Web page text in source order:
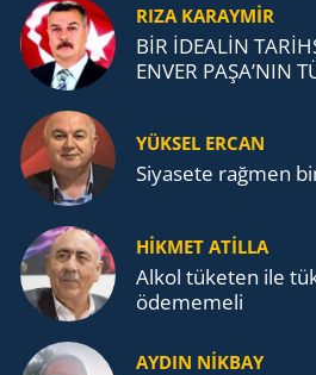
RIZA KARAYMIR
BİR İDEALİN
ENVER PAŞA’NIN
YÜKSEL ERCAN
Siyasete rağmen
HİKMET ATİLLA
Alkol tü­ke­ten ile
öde­me­me­li
AYDIN NİKBAY